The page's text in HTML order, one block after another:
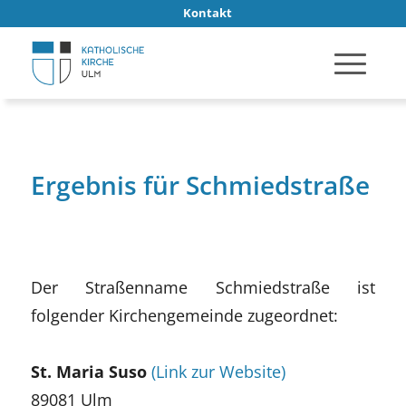
Kontakt
Ergebnis für Schmiedstraße
Der Straßenname Schmiedstraße ist
folgender Kirchengemeinde zugeordnet:
St. Maria Suso (Link zur Website)
89081 Ulm